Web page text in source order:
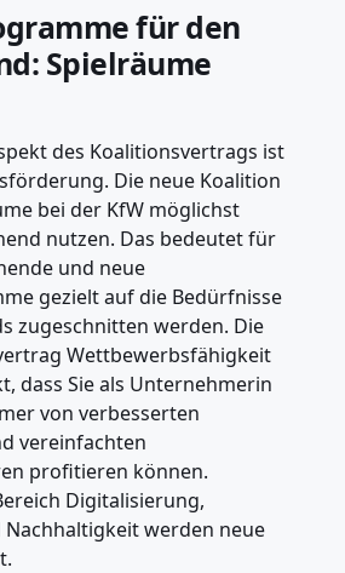
für den
Spielräume
des Koalitionsvertrags ist
Die neue Koalition
bei der KfW möglichst
nutzen. Das bedeutet für
und neue
gezielt auf die Bedürfnisse
zugeschnitten werden. Die
Wettbewerbsfähigkeit
dass Sie als Unternehmerin
von verbesserten
vereinfachten
profitieren können.
Digitalisierung,
werden neue